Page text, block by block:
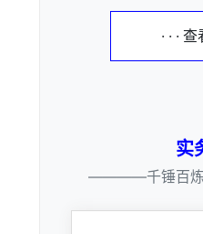
· · ·
实
————千锤百